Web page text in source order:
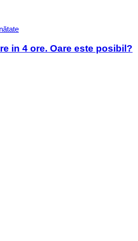
in 4 ore. Oare este posibil?